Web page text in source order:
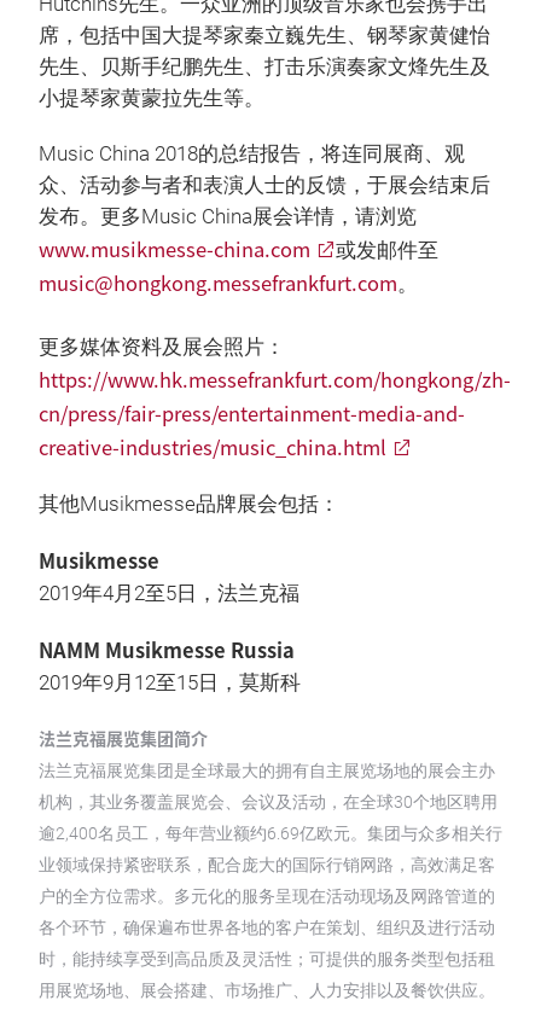
席，包括中国大提琴家秦立巍先生、钢琴家黄健怡
先生、贝斯手纪鹏先生、打击乐演奏家文烽先生及
小提琴家黄蒙拉先生等。
Music China 2018的总结报告，将连同展商、观
众、活动参与者和表演人士的反馈，于展会结束后
发布。更多Music China展会详情，请浏览
www.musikmesse-china.com 或发邮件至
music@hongkong.messefrankfurt.com。
更多媒体资料及展会照片：
https://www.hk.messefrankfurt.com/hongkong/zh-
cn/press/fair-press/entertainment-media-and-
creative-industries/music_china.html
其他Musikmesse品牌展会包括：
Musikmesse
2019年4月2至5日，法兰克福
NAMM Musikmesse Russia
2019年9月12至15日，莫斯科
法兰克福展览集团简介
法兰克福展览集团是全球最大的拥有自主展览场地的展会主办
机构，其业务覆盖展览会、会议及活动，在全球30个地区聘用
逾2,400名员工，每年营业额约6.69亿欧元。集团与众多相关行
业领域保持紧密联系，配合庞大的国际行销网路，高效满足客
户的全方位需求。多元化的服务呈现在活动现场及网路管道的
各个环节，确保遍布世界各地的客户在策划、组织及进行活动
时，能持续享受到高品质及灵活性；可提供的服务类型包括租
用展览场地、展会搭建、市场推广、人力安排以及餐饮供应。